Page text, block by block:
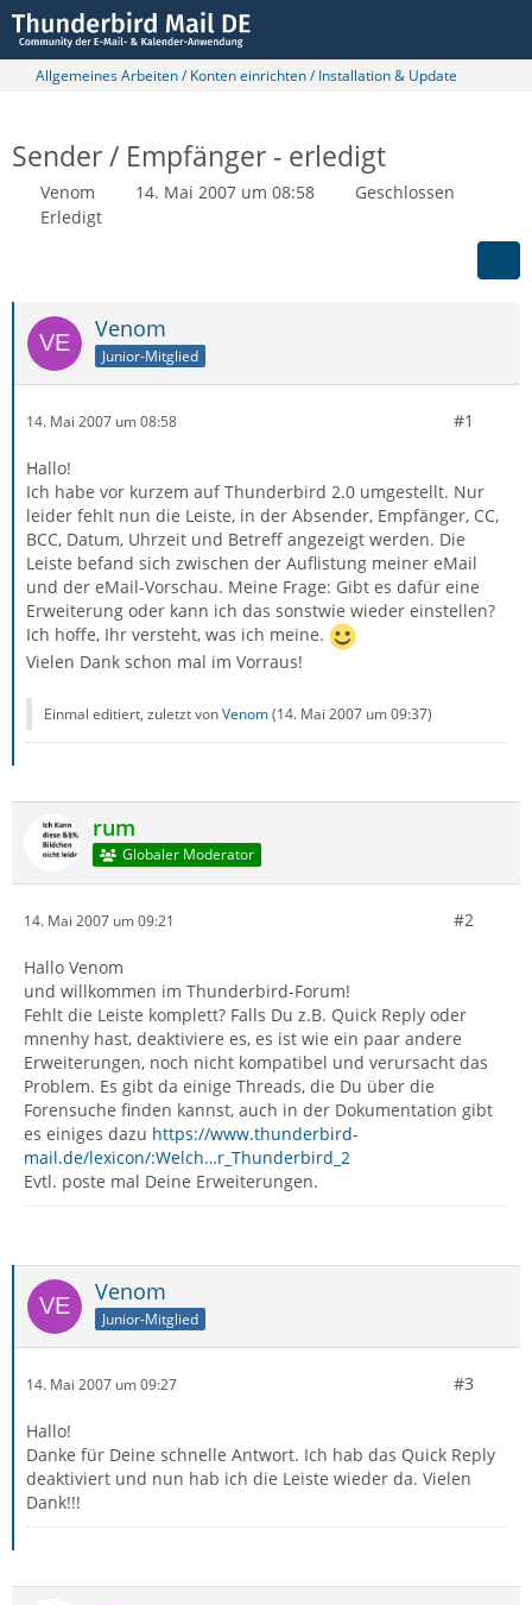
Allgemeines Arbeiten / Konten einrichten / Installation & Update
Sender / Empfänger - erledigt
Venom 14. Mai 2007 um 08:58
Geschlossen
Erledigt
Venom
Junior-Mitglied
14. Mai 2007 um 08:58 #1
Hallo!
Ich habe vor kurzem auf Thunderbird 2.0 umgestellt. Nur
leider fehlt nun die Leiste, in der Absender, Empfänger, CC,
BCC, Datum, Uhrzeit und Betreff angezeigt werden. Die
Leiste befand sich zwischen der Auflistung meiner eMail
und der eMail-Vorschau. Meine Frage: Gibt es dafür eine
Erweiterung oder kann ich das sonstwie wieder einstellen?
Ich hoffe, Ihr versteht, was ich meine.
Vielen Dank schon mal im Vorraus!
Einmal editiert, zuletzt vonVenom(14. Mai 2007 um 09:37)
rum
Globaler Moderator
14. Mai 2007 um 09:21 #2
Hallo Venom
und willkommen im Thunderbird-Forum!
Fehlt die Leiste komplett? Falls Du z.B. Quick Reply oder
mnenhy hast, deaktiviere es, es ist wie ein paar andere
Erweiterungen, noch nicht kompatibel und verursacht das
Problem. Es gibt da einige Threads, die Du über die
Forensuche finden kannst, auch in der Dokumentation gibt
es einiges dazu https://www.thunderbird-
mail.de/lexicon/:Welch…r_Thunderbird_2
Evtl. poste mal Deine Erweiterungen.
Venom
Junior-Mitglied
14. Mai 2007 um 09:27 #3
Hallo!
Danke für Deine schnelle Antwort. Ich hab das Quick Reply
deaktiviert und nun hab ich die Leiste wieder da. Vielen
Dank!!!